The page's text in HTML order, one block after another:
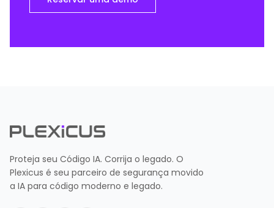
Proteja seu Código IA. Corrija o legado. O
Plexicus é seu parceiro de segurança movido
a IA para código moderno e legado.